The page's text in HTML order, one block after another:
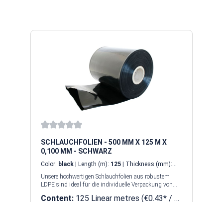
SCHLAUCHFOLIEN - 500 MM X 125 M X
0,100 MM - SCHWARZ
Color: black | Length (m): 125
| Thickness (mm):
Unsere hochwertigen Schlauchfolien aus robustem
LDPE sind ideal für die individuelle Verpackung von
Produkten aller Art. Ob für den Einsatz in Industrie,
Handel oder Logistik – Schlauchfolien bieten optimalen
Content: 125 Linear metres (€0.43* / 1